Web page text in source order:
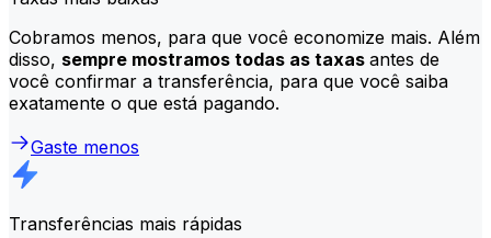
Cobramos menos, para que você economize mais. Além
disso, sempre mostramos todas as taxas antes de
você confirmar a transferência, para que você saiba
exatamente o que está pagando.
Gaste menos
Transferências mais rápidas